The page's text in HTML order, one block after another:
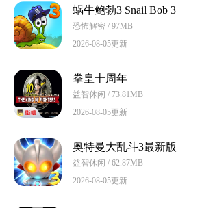
蜗牛鲍勃3 Snail Bob 3
恐怖解密 / 97MB
2026-08-05更新
拳皇十周年
益智休闲 / 73.81MB
2026-08-05更新
奥特曼大乱斗3最新版
益智休闲 / 62.87MB
2026-08-05更新